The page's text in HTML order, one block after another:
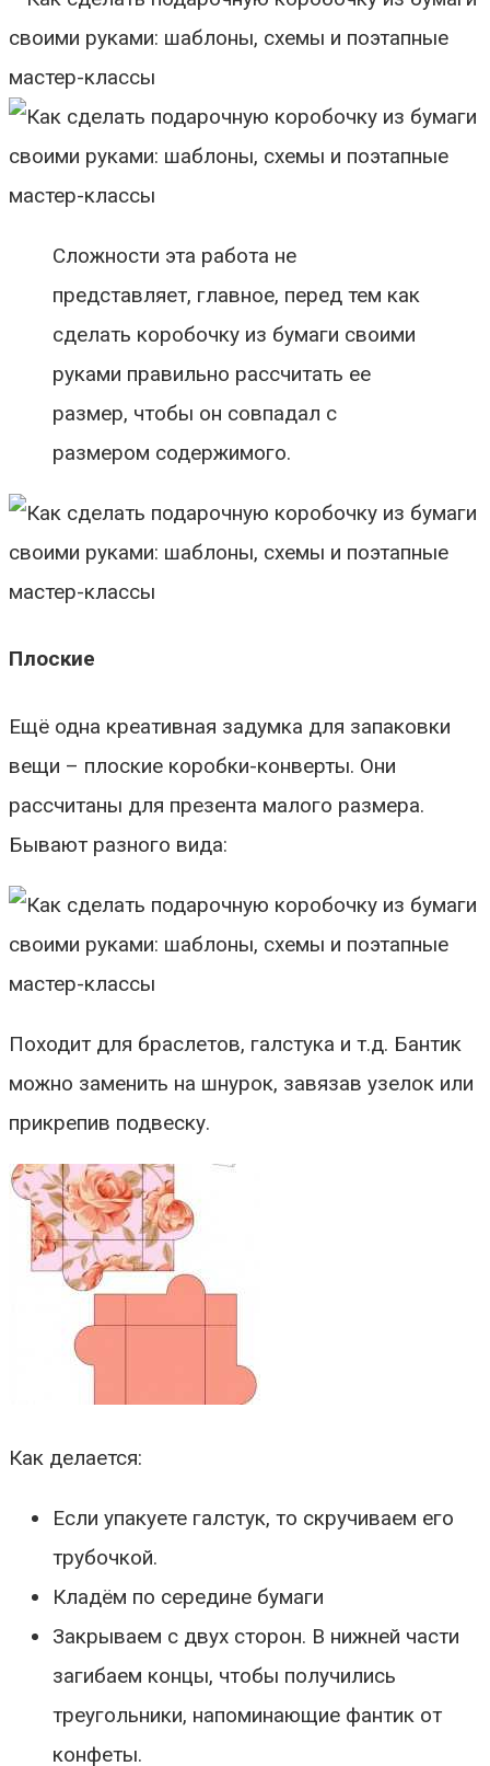
Сложности эта работа не
представляет, главное, перед тем как
сделать коробочку из бумаги своими
руками правильно рассчитать ее
размер, чтобы он совпадал с
размером содержимого.
Плоские
Ещё одна креативная задумка для запаковки
вещи – плоские коробки-конверты. Они
рассчитаны для презента малого размера.
Бывают разного вида:
Походит для браслетов, галстука и т.д. Бантик
можно заменить на шнурок, завязав узелок или
прикрепив подвеску.
Как делается:
Если упакуете галстук, то скручиваем его
трубочкой.
Кладём по середине бумаги
Закрываем с двух сторон. В нижней части
загибаем концы, чтобы получились
треугольники, напоминающие фантик от
конфеты.